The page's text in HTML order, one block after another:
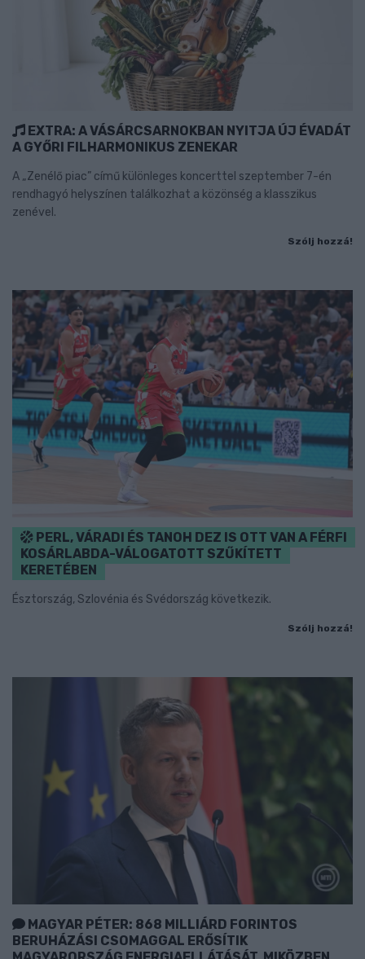
EXTRA: A VÁSÁRCSARNOKBAN NYITJA ÚJ ÉVADÁT
A GYŐRI FILHARMONIKUS ZENEKAR
A „Zenélő piac” című különleges koncerttel szeptember 7-én
rendhagyó helyszínen találkozhat a közönség a klasszikus
zenével.
Szólj hozzá!
PERL, VÁRADI ÉS TANOH DEZ IS OTT VAN A FÉRFI
KOSÁRLABDA-VÁLOGATOTT SZŰKÍTETT
KERETÉBEN
Észtország, Szlovénia és Svédország következik.
Szólj hozzá!
MAGYAR PÉTER: 868 MILLIÁRD FORINTOS
BERUHÁZÁSI CSOMAGGAL ERŐSÍTIK